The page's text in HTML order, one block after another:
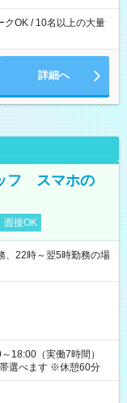
クOK / 10名以上の大量
詳細へ
フ スマホの
面接OK
22時～翌5時勤務の場
18:00（実働7時間）
選べます ※休憩60分